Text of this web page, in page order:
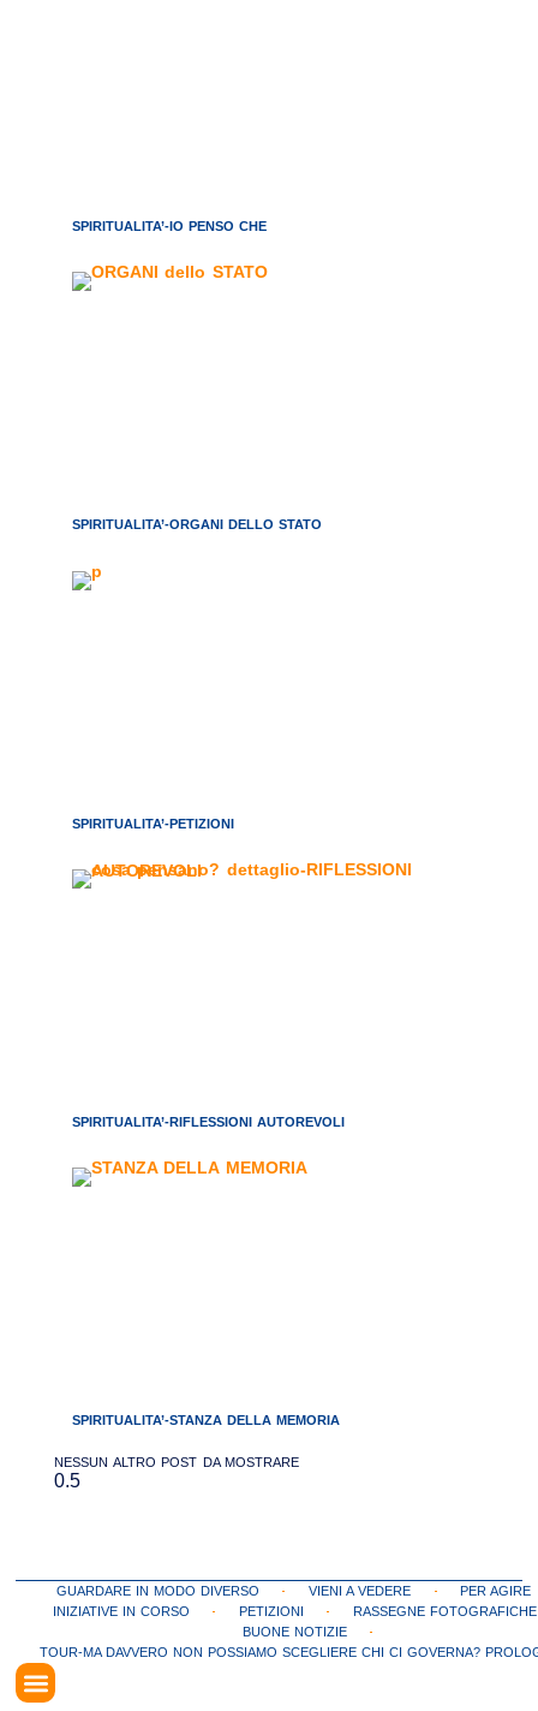
SPIRITUALITA’-IO PENSO CHE
SPIRITUALITA’-ORGANI DELLO STATO
SPIRITUALITA’-PETIZIONI
SPIRITUALITA’-RIFLESSIONI AUTOREVOLI
SPIRITUALITA’-STANZA DELLA MEMORIA
NESSUN ALTRO POST DA MOSTRARE
GUARDARE IN MODO DIVERSO VIENI A VEDERE
PER AGIRE
INIZIATIVE IN CORSO
PETIZIONI
RASSEGNE FOTOGRAFICHE
BUONE NOTIZIE
TOUR-MA DAVVERO NON POSSIAMO SCEGLIERE CHI CI GOVERNA?